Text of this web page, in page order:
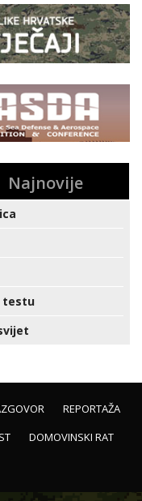
Najnovije
testu
REPORTAŽA
DOMOVINSKI RAT